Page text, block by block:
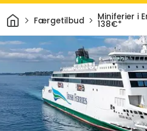
HjemFærgetilbud Miniferier i
138€*